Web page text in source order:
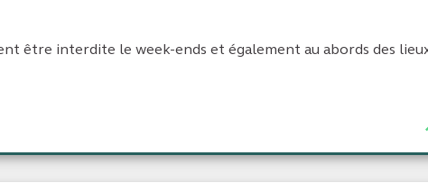
être interdite le week-ends et également au abords des